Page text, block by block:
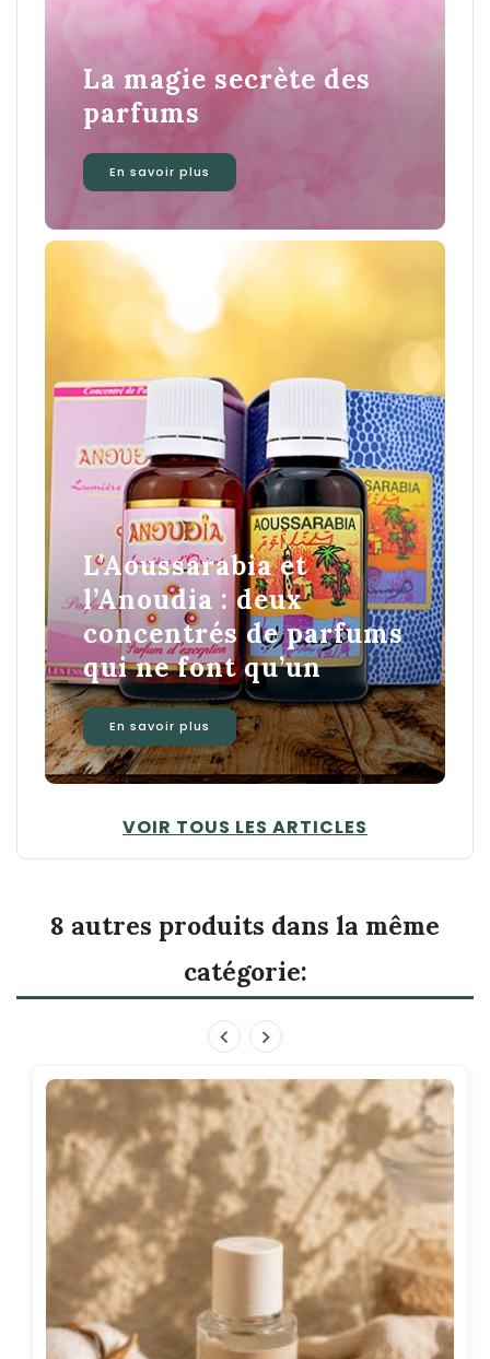
La magie secrète des
parfums
En savoir plus
L’Aoussarabia et
l’Anoudia : deux
concentrés de parfums
qui ne font qu’un
En savoir plus
VOIR TOUS LES ARTICLES
8 autres produits dans la même
catégorie: